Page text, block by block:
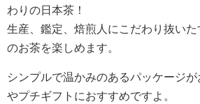
わりの日本茶！
生産、鑑定、焙煎人にこだわり抜い
のお茶を楽しめます。
シンプルで温かみのあるパッケージ
やプチギフトにおすすめですよ。